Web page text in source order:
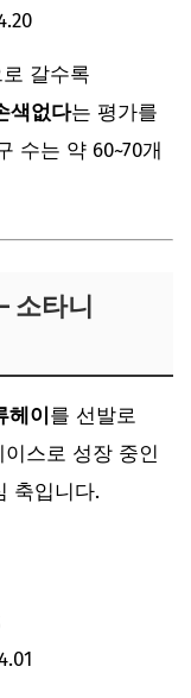
갈수록
색없다는 평가를
수는 약 60~70개
소타니
헤이를 선발로
스로 성장 중인
축입니다.